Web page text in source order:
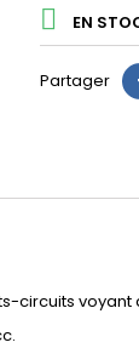
 EN
Partager
circuits